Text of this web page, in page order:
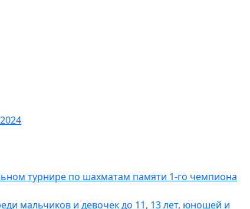
турнире по шахматам памяти 1-го чемпиона
мальчиков и девочек до 11, 13 лет, юношей и